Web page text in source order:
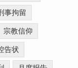
事拘留
宗教信仰
告状